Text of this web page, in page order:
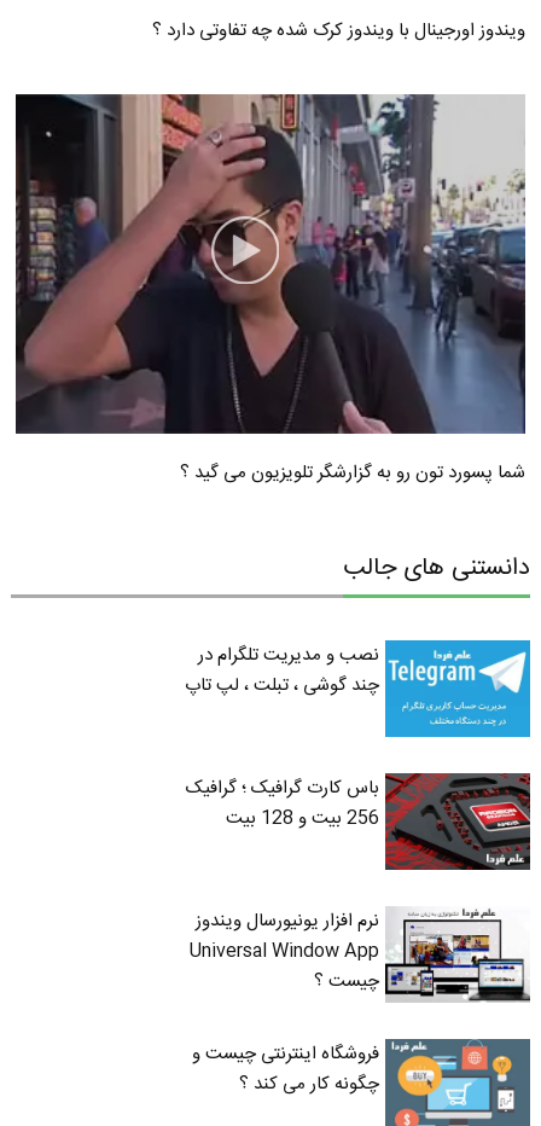
ویندوز اورجینال با ویندوز کرک شده چه تفاوتی دارد ؟
شما پسورد تون رو به گزارشگر تلویزیون می گید ؟
دانستنی های جالب
نصب و مدیریت تلگرام در
چند گوشی ، تبلت ، لپ تاپ
باس کارت گرافیک ؛ گرافیک
256 بیت و 128 بیت
نرم افزار یونیورسال ویندوز
Universal Window App
چیست ؟
فروشگاه اینترنتی چیست و
چگونه کار می کند ؟